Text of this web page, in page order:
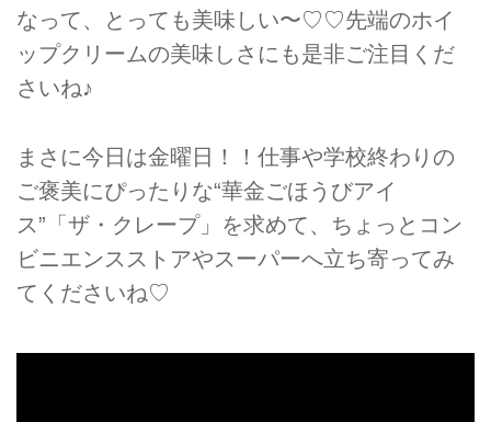
なって、とっても美味しい〜♡♡先端のホイ
ップクリームの美味しさにも是非ご注目くだ
さいね♪
まさに今日は金曜日！！仕事や学校終わりの
ご褒美にぴったりな“華金ごほうびアイ
ス”「ザ・クレープ」を求めて、ちょっとコン
ビニエンスストアやスーパーへ立ち寄ってみ
てくださいね♡